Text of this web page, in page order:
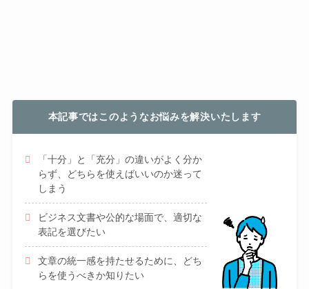
本記事ではこのようなお悩みを解決いたします
「十分」と「充分」の違いがよく分か
らず、どちらを使えばいいのか迷って
しまう
ビジネス文書や公的な場面で、適切な
表記を選びたい
文章の統一感を持たせるために、どち
らを使うべきか知りたい